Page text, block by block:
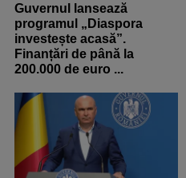
Guvernul lansează
programul „Diaspora
investește acasă”.
Finanțări de până la
200.000 de euro ...